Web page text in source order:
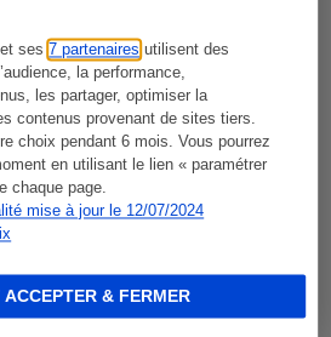
et ses7 partenaires utilisent des
la performance,
les partager, optimiser la
contenus provenant de sites tiers.
choix pendant 6 mois. Vous pourrez
en utilisant le lien « paramétrer
chaque page.
mise à jour le 12/07/2024
ACCEPTER & FERMER